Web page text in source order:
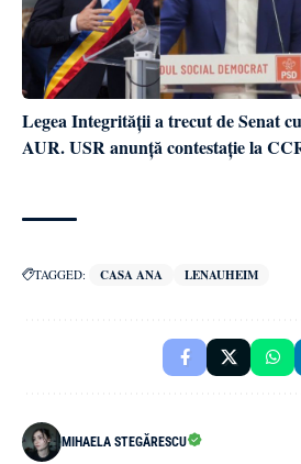
Legea Integrității a trecut de Senat
AUR. USR anunță contestație la
TAGGED: CASA ANA LENAUHEIM
MIHAELA STEGĂRESCU